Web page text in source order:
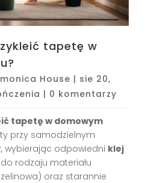
tapetę w
House | sie 20,
| 0 komentarzy
tapetę w domowym
przy samodzielnym
wybierając odpowiedni klej
rodzaju materiału
oraz starannie